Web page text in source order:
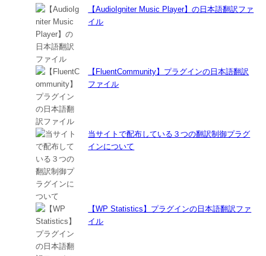
【AudioIgniter Music Player】の日本語翻訳ファ
イル
【FluentCommunity】プラグインの日本語翻訳
ファイル
当サイトで配布している３つの翻訳制御プラグ
インについて
【WP Statistics】プラグインの日本語翻訳ファ
イル